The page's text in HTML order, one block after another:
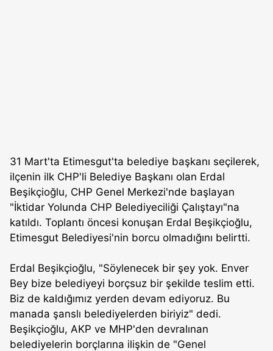
31 Mart'ta Etimesgut'ta belediye başkanı seçilerek,
ilçenin ilk CHP'li Belediye Başkanı olan Erdal
Beşikçioğlu, CHP Genel Merkezi'nde başlayan
"İktidar Yolunda CHP Belediyeciliği Çalıştayı"na
katıldı. Toplantı öncesi konuşan Erdal Beşikçioğlu,
Etimesgut Belediyesi'nin borcu olmadığını belirtti.
Erdal Beşikçioğlu, "Söylenecek bir şey yok. Enver
Bey bize belediyeyi borçsuz bir şekilde teslim etti.
Biz de kaldığımız yerden devam ediyoruz. Bu
manada şanslı belediyelerden biriyiz" dedi.
Beşikçioğlu, AKP ve MHP'den devralınan
belediyelerin borçlarına ilişkin de "Genel